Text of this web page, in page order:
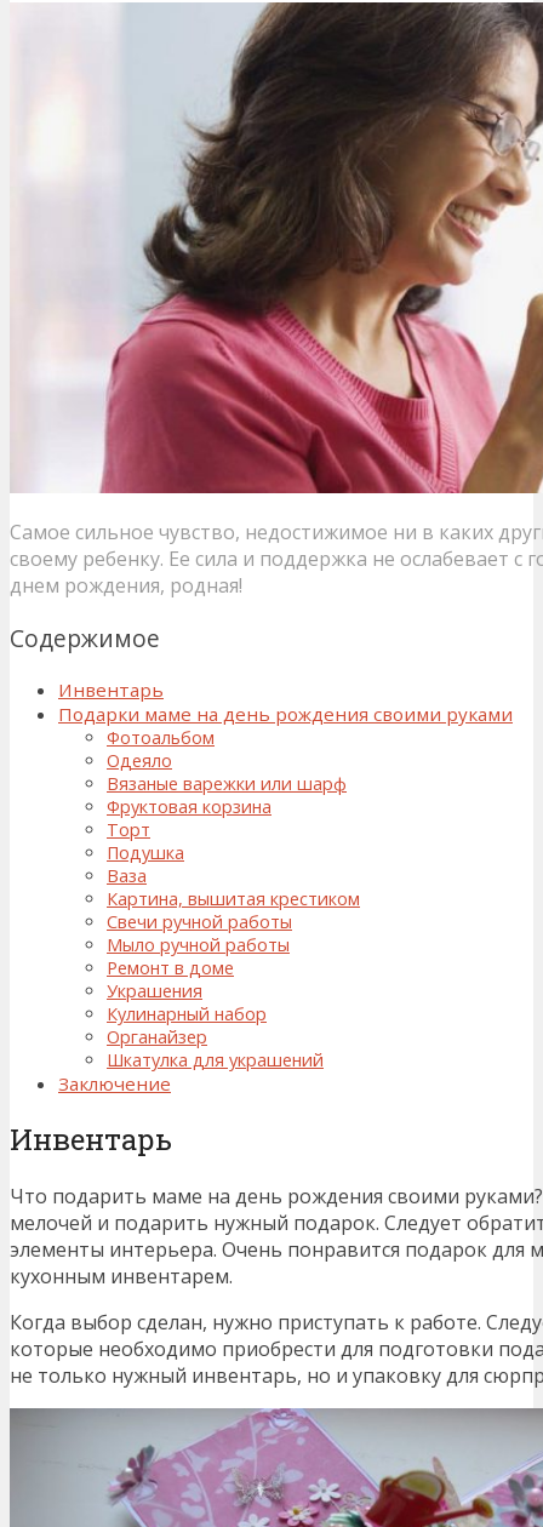
Самое сильное чувство, недостижимое ни в каких
своему ребенку. Ее сила и поддержка не ослабевает с
днем рождения, родная!
Содержимое
Инвентарь
Подарки маме на день рождения своими руками
Фотоальбом
Одеяло
Вязаные варежки или шарф
Фруктовая корзина
Торт
Подушка
Ваза
Картина, вышитая крестиком
Свечи ручной работы
Мыло ручной работы
Ремонт в доме
Украшения
Кулинарный набор
Органайзер
Шкатулка для украшений
Заключение
Инвентарь
Что подарить маме на день рождения своими
мелочей и подарить нужный подарок. Следует
элементы интерьера. Очень понравится подарок для
кухонным инвентарем.
Когда выбор сделан, нужно приступать к работе.
которые необходимо приобрести для подготовки
не только нужный инвентарь, но и упаковку для